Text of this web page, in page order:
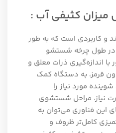
کثیفی آب :
و کاربردی است که به طور
در طول چرخه شستشو
اندازه‌گیری ذرات معلق و
قرمز، به دستگاه کمک
مورد نیاز را
نیاز، مراحل شستشوی
این فناوری می‌توان به
کامل‌تر ظروف و